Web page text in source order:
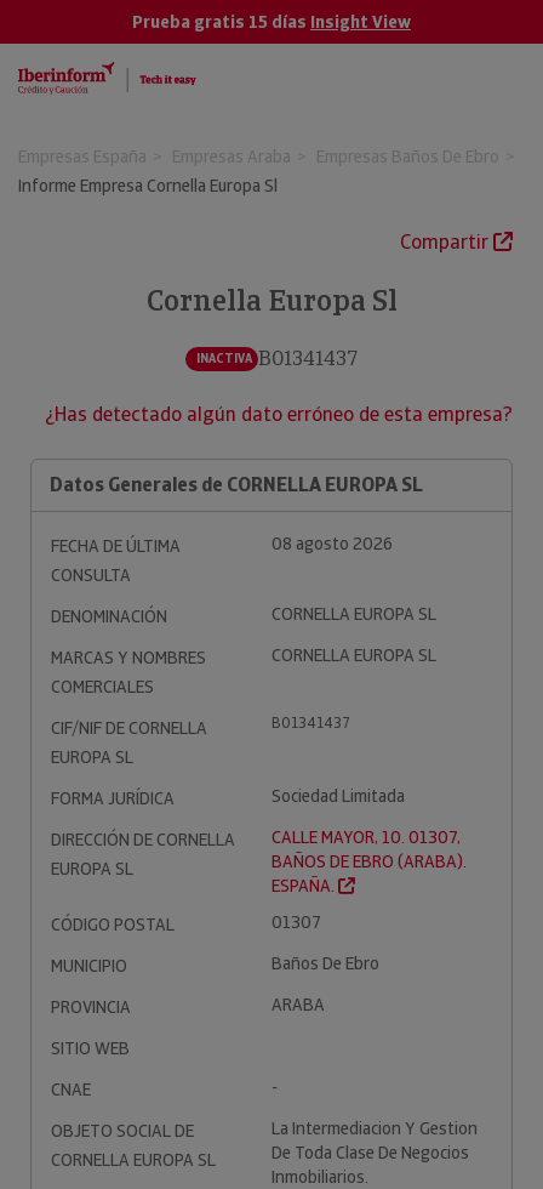
Prueba gratis 15 días Insight View
Empresas España Empresas Araba
Empresas Baños De Ebro
Informe Empresa Cornella Europa Sl
Compartir
Cornella Europa Sl
INACTIVA B01341437
¿Has detectado algún dato erróneo de esta empresa?
Datos Generales de CORNELLA EUROPA SL
FECHA DE ÚLTIMA
CONSULTA
08 agosto 2026
DENOMINACIÓN
CORNELLA EUROPA SL
MARCAS Y NOMBRES
COMERCIALES
CORNELLA EUROPA SL
CIF/NIF DE CORNELLA
EUROPA SL
B01341437
FORMA JURÍDICA
Sociedad Limitada
DIRECCIÓN DE CORNELLA
EUROPA SL
CALLE MAYOR, 10. 01307,
BAÑOS DE EBRO (ARABA).
ESPAÑA.
CÓDIGO POSTAL
01307
MUNICIPIO
Baños De Ebro
PROVINCIA
ARABA
SITIO WEB
CNAE
-
OBJETO SOCIAL DE
CORNELLA EUROPA SL
La Intermediacion Y Gestion
De Toda Clase De Negocios
Inmobiliarios.